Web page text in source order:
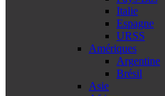
Italie
Espagne
URSS
Amériques
Argentine
Brésil
Asie